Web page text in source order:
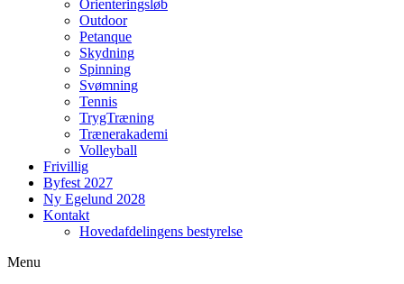
Orienteringsløb
Outdoor
Petanque
Skydning
Spinning
Svømning
Tennis
TrygTræning
Trænerakademi
Volleyball
Frivillig
Byfest 2027
Ny Egelund 2028
Kontakt
Hovedafdelingens bestyrelse
Menu